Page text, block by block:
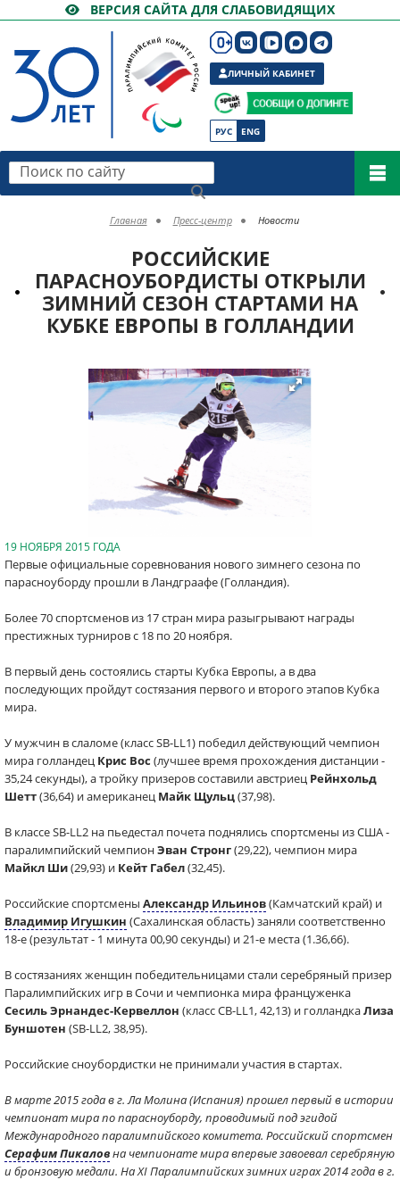
ВЕРСИЯ САЙТА ДЛЯ СЛАБОВИДЯЩИХ
РУС ENG
ЛИЧНЫЙ КАБИНЕТ
Поиск по сайту
Главная Пресс-центр Новости
РОССИЙСКИЕ
ПАРАСНОУБОРДИСТЫ ОТКРЫЛИ
ЗИМНИЙ СЕЗОН СТАРТАМИ НА
КУБКЕ ЕВРОПЫ В ГОЛЛАНДИИ
19 НОЯБРЯ 2015 ГОДА
Первые официальные соревнования нового зимнего сезона по
парасноуборду прошли в Ландграафе (Голландия).
Более 70 спортсменов из 17 стран мира разыгрывают награды
престижных турниров с 18 по 20 ноября.
В первый день состоялись старты Кубка Европы, а в два
последующих пройдут состязания первого и второго этапов Кубка
мира.
У мужчин в слаломе (класс SB-LL1) победил действующий чемпион
мира голландец Крис Вос (лучшее время прохождения дистанции -
35,24 секунды), а тройку призеров составили австриец Рейнхольд
Шетт(36,64) и американец Майк Щульц(37,98).
В классе SB-LL2 на пьедестал почета поднялись спортсмены из США -
паралимпийский чемпионЭван Стронг(29,22), чемпион мира
Майкл Ши(29,93) и Кейт Габел(32,45).
Российские спортсмены Александр Ильинов(Камчатский край) и
Владимир Игушкин (Сахалинская область) заняли соответственно
18-е (результат - 1 минута 00,90 секунды) и 21-е места (1.36,66).
В состязаниях женщин победительницами стали серебряный призер
Паралимпийских игр в Сочи и чемпионка мира француженка
Сесиль Эрнандес-Кервеллон (класс CB-LL1, 42,13) и голландкаЛиза
Буншотен (SB-LL2, 38,95).
Российские сноубордистки не принимали участия в стартах.
В марте 2015 года в г. Ла Молина (Испания) прошел первый в истории
чемпионат мира по парасноуборду, проводимый под эгидой
Международного паралимпийского комитета. Российский спортсмен
Серафим Пикаловна чемпионате мира впервые завоевал серебряную
и бронзовую медали. На XI Паралимпийских зимних играх 2014 года в г.